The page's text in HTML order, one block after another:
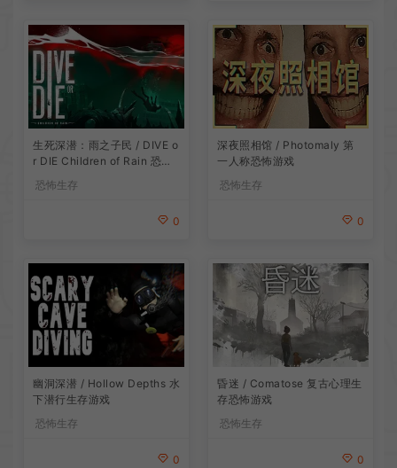
生死深潜：雨之子民 / DIVE o
r DIE Children of Rain 恐怖
恐怖生存
0
深夜照相馆 / Photomaly 第
一人称恐怖游戏
恐怖生存
0
幽洞深潜 / Hollow Depths 水
下潜行生存游戏
恐怖生存
0
昏迷 / Comatose 复古心理生
存恐怖游戏
恐怖生存
0